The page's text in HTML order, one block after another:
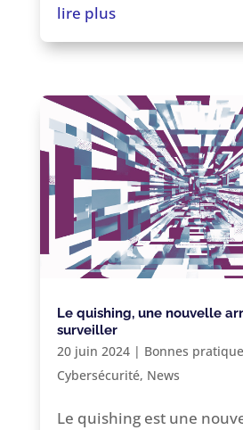
lire plus
Le quishing, une nouvelle
surveiller
20 juin 2024| Bonnes
Cybersécurité, News
Le quishing est une